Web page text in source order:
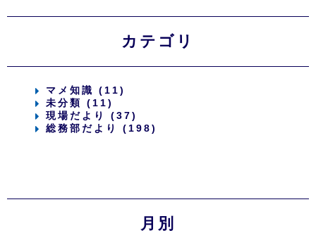
カテゴリ
マメ知識 (11)
未分類 (11)
現場だより (37)
総務部だより (198)
月別